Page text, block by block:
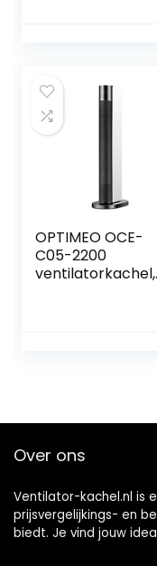
OPTIMEO OCE-
C05-2200
ventilatorkachel,
Over ons
Ventilator-kachel.nl is
prijsvergelijkings- en
biedt. Je vind jouw